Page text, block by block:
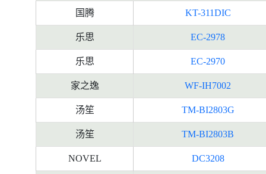
国腾 KT-311DIC
乐思 EC-2978
乐思 EC-2970
家之逸 WF-IH7002
汤笙 TM-BI2803G
汤笙 TM-BI2803B
NOVEL DC3208